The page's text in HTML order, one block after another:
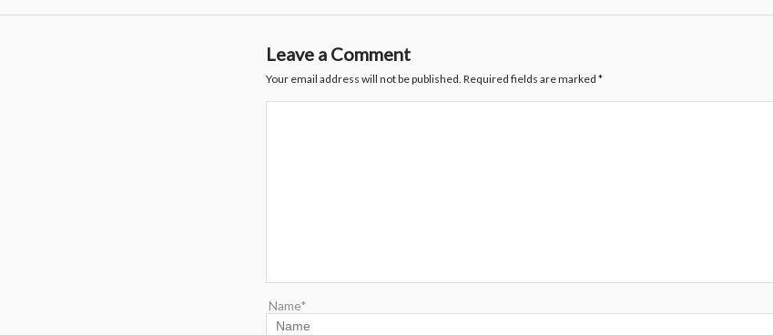
Leave a Comment
Your email address will not be published. Required fields are marked *
Name*